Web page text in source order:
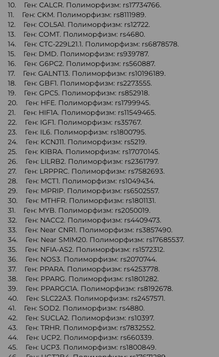
10. Ген: CALCR. Полиморфизм: rs17734766.
11. Ген: CKM. Полиморфизм: rs8111989.
12. Ген: COL5A1. Полиморфизм: rs12722.
13. Ген: COMT. Полиморфизм: rs4680.
14. Ген: CTC-229L21.1. Полиморфизм: rs6878578.
15. Ген: DMD. Полиморфизм: rs939787.
16. Ген: G6PC2. Полиморфизм: rs560887.
17. Ген: GALNT13. Полиморфизм: rs10196189.
18. Ген: GBF1. Полиморфизм: rs2273555.
19. Ген: GPC5. Полиморфизм: rs852918.
20. Ген: HFE. Полиморфизм: rs1799945.
21. Ген: HIF1A. Полиморфизм: rs11549465.
22. Ген: IGF1. Полиморфизм: rs35767.
23. Ген: IL6. Полиморфизм: rs1800795.
24. Ген: KCNJ11. Полиморфизм: rs5219.
25. Ген: KIBRA. Полиморфизм: rs17070145.
26. Ген: LILRB2. Полиморфизм: rs2361797.
27. Ген: LRPPRC. Полиморфизм: rs7582693.
28. Ген: MCT1. Полиморфизм: rs1049434.
29. Ген: MPRIP. Полиморфизм: rs6502557.
30. Ген: MTHFR. Полиморфизм: rs1801131.
31. Ген: MYB. Полиморфизм: rs2050019.
32. Ген: NACC2. Полиморфизм: rs4409473.
33. Ген: Near CNR1. Полиморфизм: rs3857490.
34. Ген: Near SMIM20. Полиморфизм: rs17685537.
35. Ген: NFIA-AS2. Полиморфизм: rs1572312.
36. Ген: NOS3. Полиморфизм: rs2070744.
37. Ген: PPARA. Полиморфизм: rs4253778.
38. Ген: PPARG. Полиморфизм: rs1801282.
39. Ген: PPARGC1A. Полиморфизм: rs8192678.
40. Ген: SLC22A3. Полиморфизм: rs2457571.
41. Ген: SOD2. Полиморфизм: rs4880.
42. Ген: SUCLA2. Полиморфизм: rs10397.
43. Ген: TRHR. Полиморфизм: rs7832552.
44. Ген: UCP2. Полиморфизм: rs660339.
45. Ген: UCP3. Полиморфизм: rs1800849.